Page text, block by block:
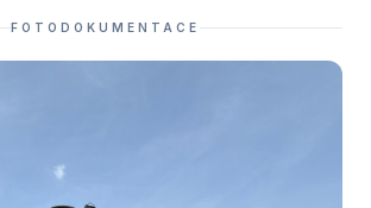
FOTODOKUMENTACE